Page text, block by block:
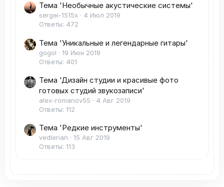
Тема 'Необычные акустические системы'
sergei-1515x
4 Июл 2019
Ответы: 472
Тема 'Уникальные и легендарные гитары'
gogol
19 Июн 2019
Ответы: 401
Тема 'Дизайн студии и красивые фото
готовых студий звукозаписи'
alex-romanov55
4 Авг 2019
Ответы: 112
Тема 'Редкие инструменты'
vedlerian
15 Авг 2019
Ответы: 113